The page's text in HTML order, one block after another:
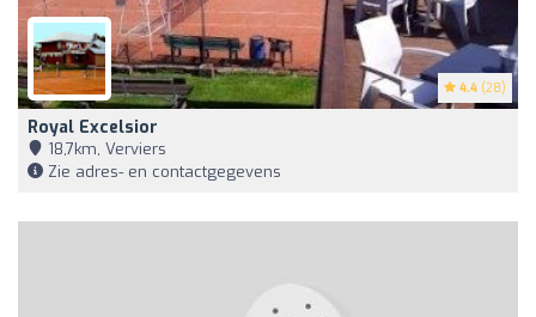
4.4 (28)
Royal Excelsior
18,7km, Verviers
Zie adres- en contactgegevens